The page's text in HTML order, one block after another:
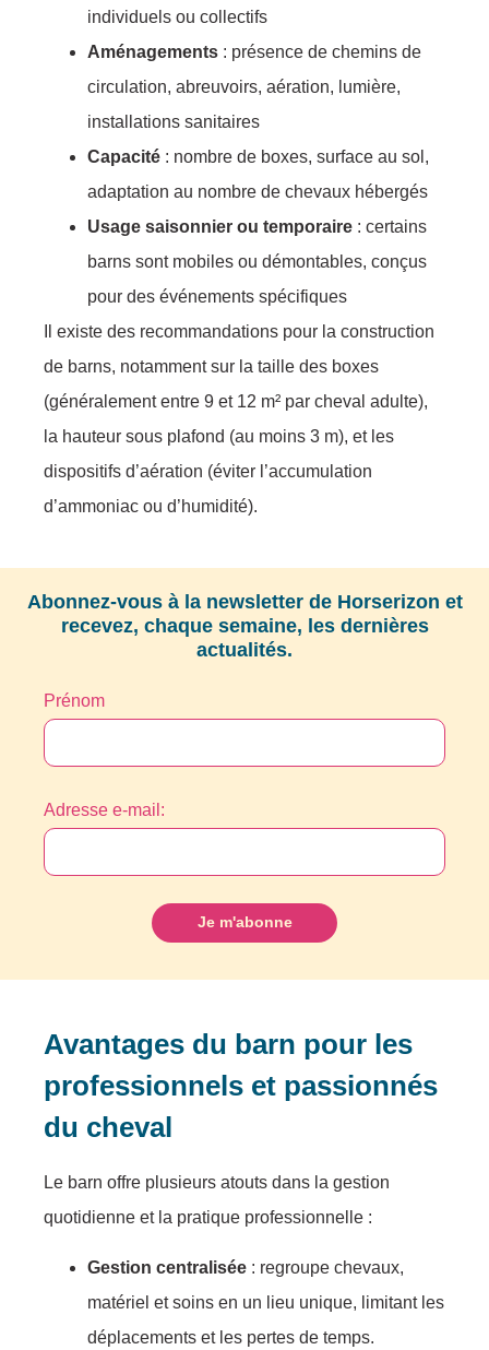
individuels ou collectifs
Aménagements : présence de chemins de
circulation, abreuvoirs, aération, lumière,
installations sanitaires
Capacité : nombre de boxes, surface au sol,
adaptation au nombre de chevaux hébergés
Usage saisonnier ou temporaire : certains
barns sont mobiles ou démontables, conçus
pour des événements spécifiques
Il existe des recommandations pour la construction
de barns, notamment sur la taille des boxes
(généralement entre 9 et 12 m² par cheval adulte),
la hauteur sous plafond (au moins 3 m), et les
dispositifs d’aération (éviter l’accumulation
d’ammoniac ou d’humidité).
Abonnez-vous à la newsletter de Horserizon et
recevez, chaque semaine, les dernières
actualités.
Prénom
Adresse e-mail:
Avantages du barn pour les
professionnels et passionnés
du cheval
Le barn offre plusieurs atouts dans la gestion
quotidienne et la pratique professionnelle :
Gestion centralisée : regroupe chevaux,
matériel et soins en un lieu unique, limitant les
déplacements et les pertes de temps.